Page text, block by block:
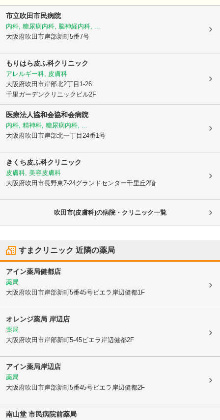
市立吹田市民病院
内科, 糖尿病内科, 脳神経内科, ...
大阪府吹田市岸部新町5番7号
もりはら皮ふ科クリニック
アレルギー科, 皮膚科
大阪府吹田市岸部北2丁目1-26
千里ガーデンクリニックビル2F
医療法人協和会協和会病院
内科, 精神科, 糖尿病内科, ...
大阪府吹田市岸部北一丁目24番1号
きくち皮ふ科クリニック
皮膚科, 美容皮膚科
大阪府吹田市長野東7-24グランドセンター千里丘2階
吹田市(皮膚科)の病院・クリニック一覧
すまクリニック 近隣の薬局
アイン薬局健都店
薬局
大阪府吹田市岸部新町5番45号ビエラ岸辺健都1F
オレンジ薬局 岸辺店
薬局
大阪府吹田市岸部新町5-45ビエラ岸辺健都2F
アイン薬局岸辺店
薬局
大阪府吹田市岸部新町5番45号ビエラ岸辺健都2F
南山堂 市民病院前薬局